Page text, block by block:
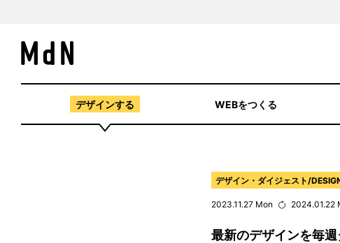
デザインする WEBをつくる
デザイン・ダイジェスト/
2023.11.27 Mon 2024.01.22
最新のデザインを毎